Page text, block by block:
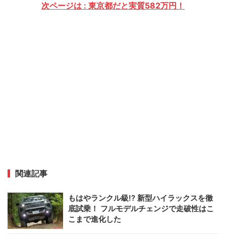
次ページは : 東京都だと実質582万円！
関連記事
もはやランクル級!? 新型ハイラックスを徹
底試乗！ フルモデルチェンジで走破性はこ
こまで進化した